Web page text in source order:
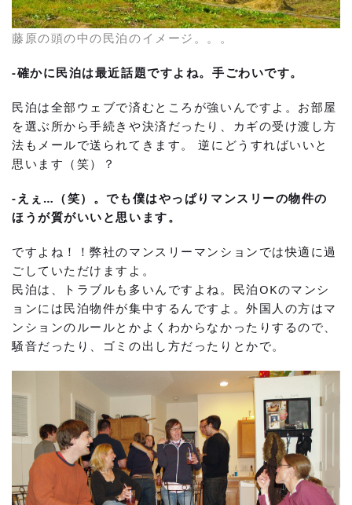
藤原の頭の中の民泊のイメージ。。。
-確かに民泊は最近話題ですよね。手ごわいです。
民泊は全部ウェブで済むところが強いんですよ。お部屋
を選ぶ所から手続きや決済だったり、カギの受け渡し方
法もメールで送られてきます。 逆にどうすればいいと
思います（笑）？
-えぇ…（笑）。でも僕はやっぱりマンスリーの物件の
ほうが質がいいと思います。
ですよね！！弊社のマンスリーマンションでは快適に過
ごしていただけますよ。
民泊は、トラブルも多いんですよね。民泊OKのマンシ
ョンには民泊物件が集中するんですよ。外国人の方はマ
ンションのルールとかよくわからなかったりするので、
騒音だったり、ゴミの出し方だったりとかで。